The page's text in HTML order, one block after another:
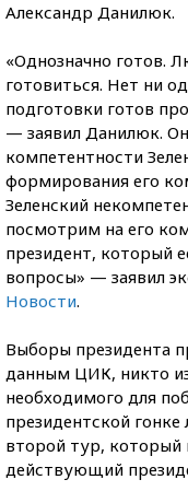
Александр Данилюк.
«Однозначно готов.
готовиться. Нет ни
подготовки готов
— заявил Данилюк.
компетентности
формирования его
Зеленский
посмотрим на его
президент, который
вопросы» — заявил
Новости.
Выборы президента
данным ЦИК, никто
необходимого для
президентской
второй тур, который
действующий